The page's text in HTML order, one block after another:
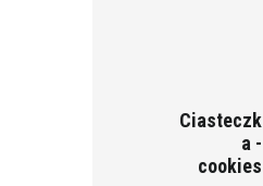
Ciasteczk
a -
cookies